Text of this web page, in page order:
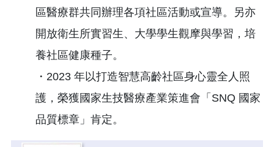
區醫療群共同辦理各項社區活動或宣導。另亦
開放衛生所實習生、大學學生觀摩與學習，培
養社區健康種子。
・2023 年以打造智慧高齡社區身心靈全人照
護，榮獲國家生技醫療產業策進會「SNQ 國家
品質標章」肯定。